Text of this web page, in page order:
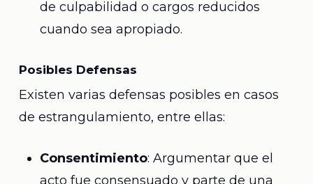
de culpabilidad o cargos reducidos
cuando sea apropiado.
Posibles Defensas
Existen varias defensas posibles en casos
de estrangulamiento, entre ellas:
Consentimiento: Argumentar que el
acto fue consensuado y parte de una